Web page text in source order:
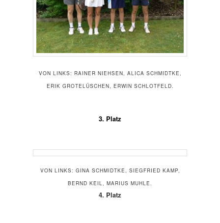
VON LINKS: RAINER NIEHSEN, ALICA SCHMIDTKE,
ERIK GROTELÜSCHEN, ERWIN SCHLOTFELD.
3. Platz
VON LINKS: GINA SCHMIDTKE, SIEGFRIED KAMP,
BERND KEIL, MARIUS MUHLE.
4. Platz